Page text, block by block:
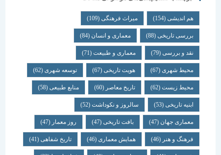
هم اندیشی (154) میراث فرهنگی (109)
بررسی تاریخی (88) معماری و انسان (84)
نقد و بررسی (79) معماری و طبیعت (71)
محیط شهری(67) هویت تاریخی(67) توسعه شهری(62)
محیط زیست(62) تاریخ معاصر(60) منابع طبیعی(58)
ابنیه تاریخی(53) سالروز و نکوداشت(52)
معماری جهان (47) بافت تاریخی(47) روز معمار(47)
فرهنگ و هنر(46) همایش معماری (46) تاریخ شفاهی (41)